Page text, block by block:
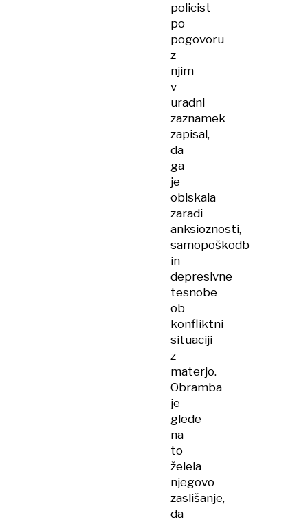
policist
po
pogovoru
z
njim
v
uradni
zaznamek
zapisal,
da
ga
je
obiskala
zaradi
anksioznosti,
samopoškodb
in
depresivne
tesnobe
ob
konfliktni
situaciji
z
materjo.
Obramba
je
glede
na
to
želela
njegovo
zaslišanje,
da